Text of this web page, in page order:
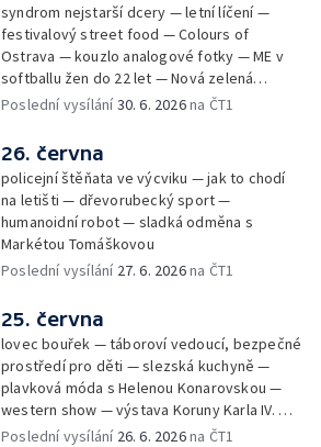
syndrom nejstarší dcery — letní líčení —
festivalový street food — Colours of
Ostrava — kouzlo analogové fotky — ME v
softballu žen do 22 let — Nová zelená
úsporám — Global Teacher Prize Czech
Poslední vysílání30. 6. 2026na ČT1
26. června
policejní štěňata ve výcviku — jak to chodí
na letišti — dřevorubecký sport —
humanoidní robot — sladká odměna s
Markétou Tomáškovou
Poslední vysílání 27. 6. 2026na ČT1
25. června
lovec bouřek — táboroví vedoucí, bezpečné
prostředí pro děti — slezská kuchyně —
plavková móda s Helenou Konarovskou —
western show — výstava Koruny Karla IV. —
mladý lezecký fenomén Josef Šindel
Poslední vysílání 26. 6. 2026na ČT1